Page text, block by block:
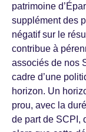
patrimoine
supplément des
négatif sur le
contribue à
associés de nos
cadre d’une
horizon. Un
prou, avec la
de part de SCPI,